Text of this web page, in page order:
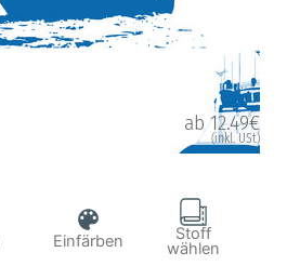
ab 12.49€
(inkl. USt)
Einfärben Stoff
wählen